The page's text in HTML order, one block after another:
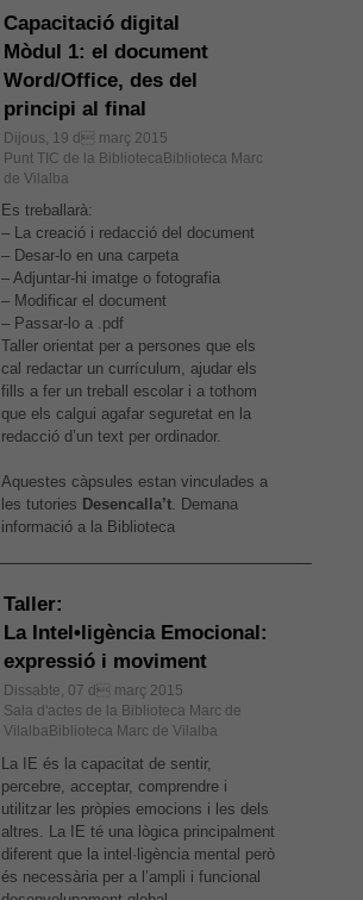
Capacitació digital
Mòdul 1: el document
Word/Office, des del
principi al final
Dijous, 19 d març 2015
Punt TIC de la BibliotecaBiblioteca Marc
de Vilalba
Es treballarà:
– La creació i redacció del document
– Desar-lo en una carpeta
– Adjuntar-hi imatge o fotografia
– Modificar el document
– Passar-lo a .pdf
Taller orientat per a persones que els
cal redactar un currículum, ajudar els
fills a fer un treball escolar i a tothom
que els calgui agafar seguretat en la
redacció d’un text per ordinador.
Aquestes càpsules estan vinculades a
les tutories Desencalla’t. Demana
informació a la Biblioteca
Taller:
La Intel•ligència Emocional:
expressió i moviment
Dissabte, 07 d març 2015
Sala d'actes de la Biblioteca Marc de
VilalbaBiblioteca Marc de Vilalba
La IE és la capacitat de sentir,
percebre, acceptar, comprendre i
utilitzar les pròpies emocions i les dels
altres. La IE té una lògica principalment
diferent que la intel·ligència mental però
és necessària per a l’ampli i funcional
la nostra web
necessitem
aquestes
web funcioni
el millor
possible
durant la
Si rebutges
aquestes
cookies,
alguna
funcionalitat
del lloc web.